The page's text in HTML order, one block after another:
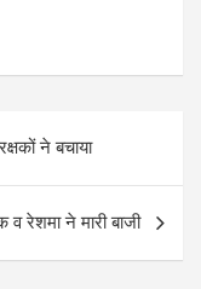
ने बचाया
रेशमा ने मारी बाजी